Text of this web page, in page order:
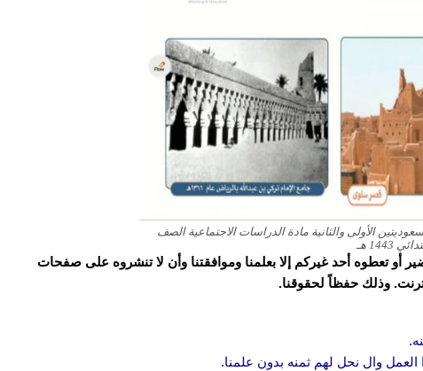
الأولى والثانية مادة الدراسات الاجتماعية الصف
هـ
أو تعطوه أحد غيركم إلا بعلمنا وموافقتنا وأن لا تنشروه على صفحات
وذلك حفظاً لحقوقنا.
العمل وال نحل لهم ثمنه بدون علمنا.